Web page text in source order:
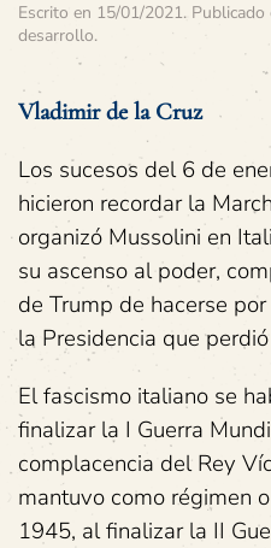
Escrito en 15/01/2021. Publicado
desarrollo.
Vladimir de la Cruz
Los sucesos del 6 de
hicieron recordar la
organizó Mussolini en
su ascenso al poder,
de Trump de hacerse
la Presidencia que
El fascismo italiano se
finalizar la I Guerra
complacencia del Rey
mantuvo como régimen
1945, al finalizar la II